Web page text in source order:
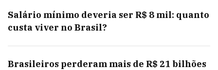
Salário mínimo deveria ser R$ 8 mil: quanto
custa viver no Brasil?
Brasileiros perderam mais de R$ 21 bilhões